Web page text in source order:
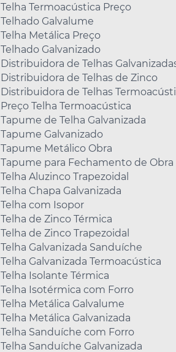
Telha Termoacústica Preço
Telhado Galvalume
Telha Metálica Preço
Telhado Galvanizado
Distribuidora de Telhas
Distribuidora de Telhas de Zinco
Distribuidora de Telhas
Preço Telha Termoacústica
Tapume de Telha Galvanizada
Tapume Galvanizado
Tapume Metálico Obra
Tapume para Fechamento de Obra
Telha Aluzinco Trapezoidal
Telha Chapa Galvanizada
Telha com Isopor
Telha de Zinco Térmica
Telha de Zinco Trapezoidal
Telha Galvanizada Sanduíche
Telha Galvanizada Termoacústica
Telha Isolante Térmica
Telha Isotérmica com Forro
Telha Metálica Galvalume
Telha Metálica Galvanizada
Telha Sanduíche com Forro
Telha Sanduíche Galvanizada